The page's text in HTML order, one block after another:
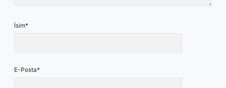
İsim*
E-Posta*